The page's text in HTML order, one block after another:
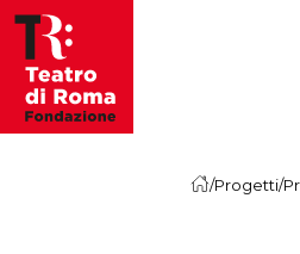
Vai al contenuto
/Progetti/